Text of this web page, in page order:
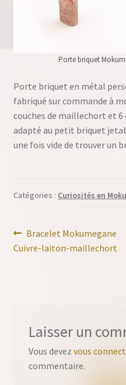
Porte briquet
Porte briquet en métal
fabriqué sur commande à
couches de maillechort et 6
adapté au petit briquet
une fois vide de trouver un
Catégories : Curiosités en
Navigation
de
Article
précédent :
Bracelet Mokumegane
Cuivre-laiton-maillechort
Laisser un
Vous devez vous
commentaire.